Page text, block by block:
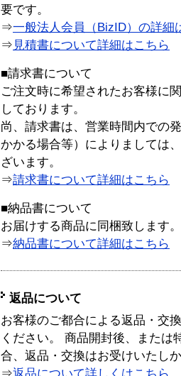
要です。
⇒一般法人会員（BizID）の詳細
⇒ 見積書について詳細はこちら
■請求書について
ご注文時に希望されたお客様に
しております。
尚、請求書は、営業時間内での
かかる場合等）によりましては
ざいます。
⇒請求書について詳細はこちら
■納品書について
お届けする商品に同梱致します。
⇒納品書について詳細はこちら
返品について
お客様のご都合による返品・交
ください。 商品開封後、または
合、返品・交換はお受けいたし